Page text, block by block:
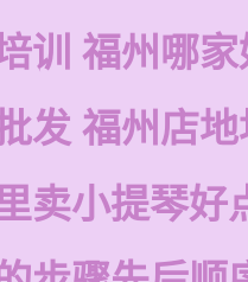
训 福州哪
发 福州店
卖小提琴好